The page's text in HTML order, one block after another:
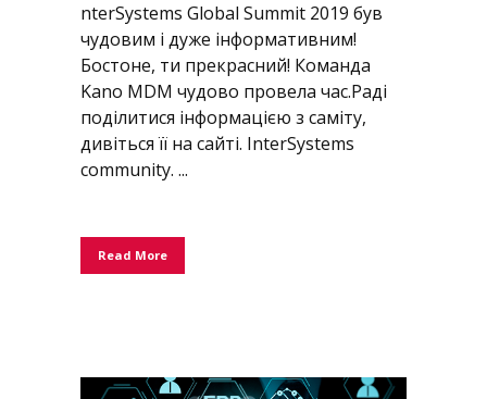
nterSystems Global Summit 2019 був
чудовим і дуже інформативним!
Бостоне, ти прекрасний! Команда
Kano MDM чудово провела час.Раді
поділитися інформацією з саміту,
дивіться її на сайті. InterSystems
community. ...
Read More